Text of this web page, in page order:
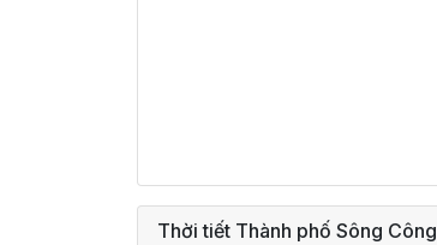
Thời tiết Thành phố Sông Công